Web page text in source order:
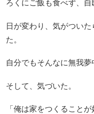
ろくにご飯も食べず、自
日が変わり、気がつい
た。
自分でもそんなに無我夢
そして、気づいた。
「俺は家をつくることが